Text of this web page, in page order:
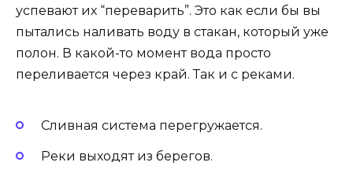
успевают их “переварить”. Это как если бы вы
пытались наливать воду в стакан, который уже
полон. В какой-то момент вода просто
переливается через край. Так и с реками.
Сливная система перегружается.
Реки выходят из берегов.